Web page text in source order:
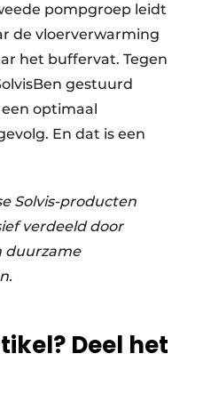
pompgroep leidt
de vloerverwarming
het buffervat. Tegen
gestuurd
optimaal
En dat is een
Solvis-producten
verdeeld door
duurzame
Deel het